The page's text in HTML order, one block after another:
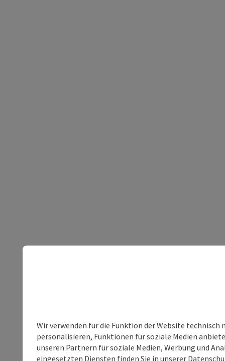
Wir verwenden für die Funktion der Website
personalisieren, Funktionen für soziale Medien
unseren Partnern für soziale Medien, Werbung und
eingesetzten Diensten finden Sie in unserer